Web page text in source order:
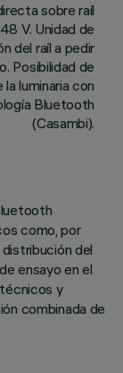
sobre raíl
48 V. Unidad de
del raíl a pedir
Posibilidad de
luminaria con
Bluetooth
(Casambi).
como, por
del
ensayo en el
y
combinada de